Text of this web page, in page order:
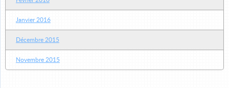
Janvier 2016
Décembre 2015
Novembre 2015